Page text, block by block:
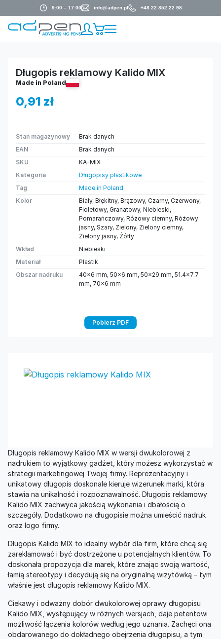
9:00 – 17:00 info@adpen.pl +48 22 852 22 98
Długopis reklamowy Kalido MIX w wersji dwukolorowej z
nadrukiem to wyjątkowy gadżet, który możesz wykorzystać w
strategii marketingowej Twojej firmy. Reprezentacyjny i
unikatowy długopis doskonale kieruje wizerunek marki, która
stawia na unikalność i rozpoznawalność. Długopis reklamowy
Kalido MIX zachwyca jakością wykonania i dbałością o
szczegóły. Dodatkowo na długopisie można umieścić nadruk
oraz logo firmy.
Długopis Kalido MIX to idealny wybór dla firm, które chcą się
zareklamować i być dostrzeżone u potencjalnych klientów. To
doskonała propozycja dla marek, które znając swoją wartość,
łamią stereotypy i decydują się na oryginalną wizytówką – tym
właśnie jest długopis reklamowy Kalido MIX.
Ciekawy i odważny dobór dwukolorowej oprawy długopisu
Kalido MIX, występujący w różnych wersjach, daje petentowi
możliwość łączenia kolorów według jego uznania. Zachęci ona
obdarowanego do dokładnego obejrzenia długopisu, a tym
Długopis reklamowy Kalido MIX
Made in Poland
0,91 zł
Stan magazynowy
Brak danych
EAN
Brak danych
SKU
KA-MIX
Kategoria
Długopisy plastikowe
Tag
Made in Poland
Kolor
Biały, Błękitny, Brązowy, Czarny, Czerwony,
Fioletowy, Granatowy, Niebieski,
Pomarańczowy, Różowy ciemny, Różowy
jasny, Szary, Zielony, Zielony ciemny,
Zielony jasny, Żółty
Wkład
Niebieski
Materiał
Plastik
Obszar nadruku
40×6 mm, 50×6 mm, 50×29 mm, 51.4×7.7
mm, 70×6 mm
Pobierz PDF